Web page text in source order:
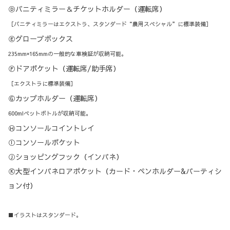
Ⓓバニティミラー＆チケットホルダー（運転席）
［バニティミラーはエクストラ、スタンダード“農用スペシャル”に標準装備］
Ⓔグローブボックス
235mm×165mmの一般的な車検証が収納可能。
Ⓕドアポケット（運転席/助手席）
［エクストラに標準装備］
Ⓖカップホルダー（運転席）
600mlペットボトルが収納可能。
Ⓗコンソールコイントレイ
Ⓘコンソールポケット
Ⓙショッピングフック（インパネ）
Ⓚ大型インパネロアポケット（カード・ペンホルダー&パーティシ
ョン付）
■イラストはスタンダード。